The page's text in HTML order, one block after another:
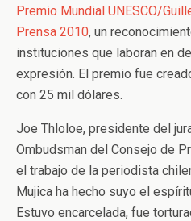
Premio Mundial UNESCO/
Prensa 2010, un
instituciones que laboran en
expresión. El premio fue
con 25 mil dólares.
Joe Thloloe, presidente del
Ombudsman del Consejo de
el trabajo de la periodista
Mujica ha hecho suyo el
Estuvo encarcelada, fue